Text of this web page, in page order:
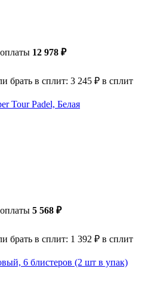
12 978 ₽
брать в сплит: 3 245 ₽ в сплит
Tour Padel, Белая
5 568 ₽
брать в сплит: 1 392 ₽ в сплит
6 блистеров (2 шт в упак)